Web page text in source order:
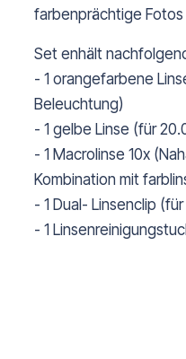
farbenprächtige Fotos
Set enhält
- 1 orangefarbene
Beleuchtung)
- 1 gelbe Linse (für
- 1 Macrolinse 10x
Kombination mit
- 1 Dual- Linsenclip
- 1